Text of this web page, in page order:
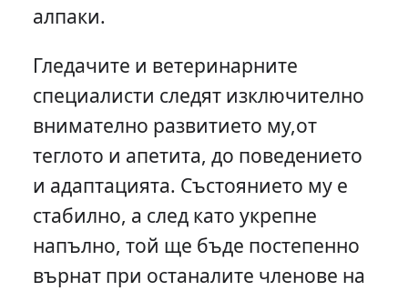
алпаки.
Гледачите и ветеринарните
специалисти следят изключително
внимателно развитието му,от
теглото и апетита, до поведението
и адаптацията. Състоянието му е
стабилно, а след като укрепне
напълно, той ще бъде постепенно
върнат при останалите членове на